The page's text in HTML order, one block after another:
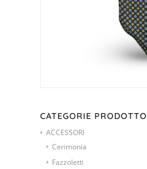
CATEGORIE PRODOTTO
ACCESSORI
Cerimonia
Fazzoletti